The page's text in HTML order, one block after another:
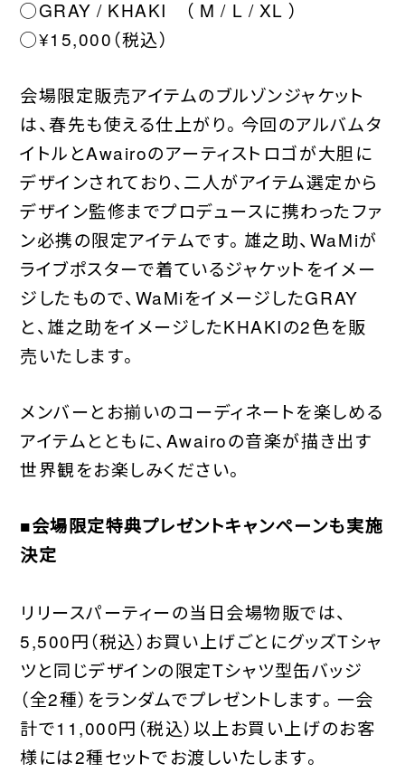
◯GRAY / KHAKI （ M / L / XL ）
◯¥15,000（税込）
会場限定販売アイテムのブルゾンジャケット
は、春先も使える仕上がり。今回のアルバムタ
イトルとAwairoのアーティストロゴが大胆に
デザインされており、二人がアイテム選定から
デザイン監修までプロデュースに携わったファ
ン必携の限定アイテムです。雄之助、WaMiが
ライブポスターで着ているジャケットをイメー
ジしたもので、WaMiをイメージしたGRAY
と、雄之助をイメージしたKHAKIの2色を販
売いたします。
メンバーとお揃いのコーディネートを楽しめる
アイテムとともに、Awairoの音楽が描き出す
世界観をお楽しみください。
■会場限定特典プレゼントキャンペーンも実施
決定
リリースパーティーの当日会場物販では、
5,500円（税込）お買い上げごとにグッズTシャ
ツと同じデザインの限定Tシャツ型缶バッジ
（全2種）をランダムでプレゼントします。一会
計で11,000円（税込）以上お買い上げのお客
様には2種セットでお渡しいたします。